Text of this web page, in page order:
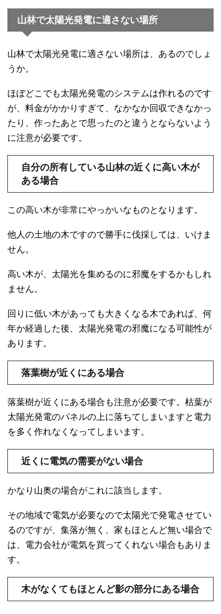
山林で太陽光発電に適さない場所
山林で太陽光発電に適さない場所は、あるのでしょ
うか。
ほぼどこでも太陽光発電のシステムは作れるのです
が、料金がかかりすぎて、なかなか回収できなかっ
たり、作ったあとで思ったのと違うとならないよう
に注意が必要です。
自分の所有している山林の近くに高い木が
ある場合
この高い木が非常にやっかいなものとなります。
他人の土地の木ですので勝手に伐採しては、いけま
せん。
高い木が、太陽光を集めるのに邪魔をするかもしれ
ません。
回りに低い木があっても大きくなる木であれば、何
年か経過した後、太陽光発電の邪魔になる可能性が
あります。
落葉樹が近くにある場合
落葉樹が近くにある場合も注意が必要です。枯葉が
太陽光発電のパネルの上に落ちてしまいますと電力
を多く作れなくなってしまいます。
近くに電気の需要がない場合
かなり山奥の場合がこれに該当します。
その地域で電気が必要なので太陽光で発電させてい
るのですが、集落が無く、家もほとんど無い場合で
は、電力会社が電気を買ってくれない場合もありま
す。
木がなくてもほとんど影の部分にある場合